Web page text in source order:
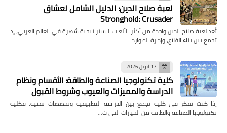
لعبة صلاح الدين: الدليل الشامل لعشاق
Stronghold: Crusader
تُعد لعبة صلاح الدين واحدة من أكثر الألعاب الاستراتيجية شهرة في العالم العربي، إذ
تجمع بين بناء القلاع، وإدارة الموارد…
17 أبريل 2026
كلية تكنولوجيا الصناعة والطاقة: الأقسام ونظام
الدراسة والمميزات والعيوب وشروط القبول
إذا كنت تفكر في كلية تجمع بين الدراسة التطبيقية وتخصصات تقنية، فكلية
تكنولوجيا الصناعة والطاقة من الخيارات التي ت…